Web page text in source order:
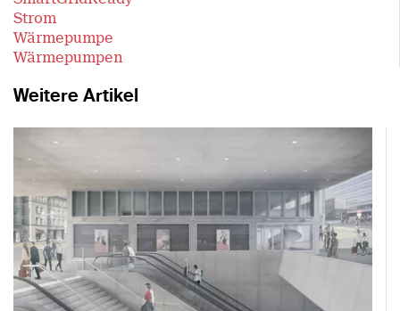
Strom
Wärmepumpe
Wärmepumpen
Weitere Artikel